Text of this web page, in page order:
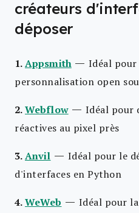
créateurs
déposer
1.Appsmith — Idéal
personnalisation open
2.Webflow — Idéal pour
réactives au pixel près
3.Anvil — Idéal pour le
d'interfaces en Python
4.WeWeb — Idéal pour